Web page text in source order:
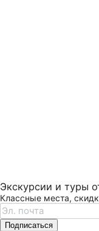
Экскурсии и туры
Классные места,
Подписаться